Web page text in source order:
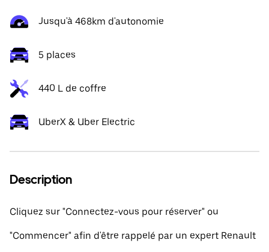
Jusqu'à 468km d'autonomie
5 places
440 L de coffre
UberX & Uber Electric
Description
Cliquez sur "Connectez-vous pour réserver" ou
"Commencer" afin d'être rappelé par un expert Renault